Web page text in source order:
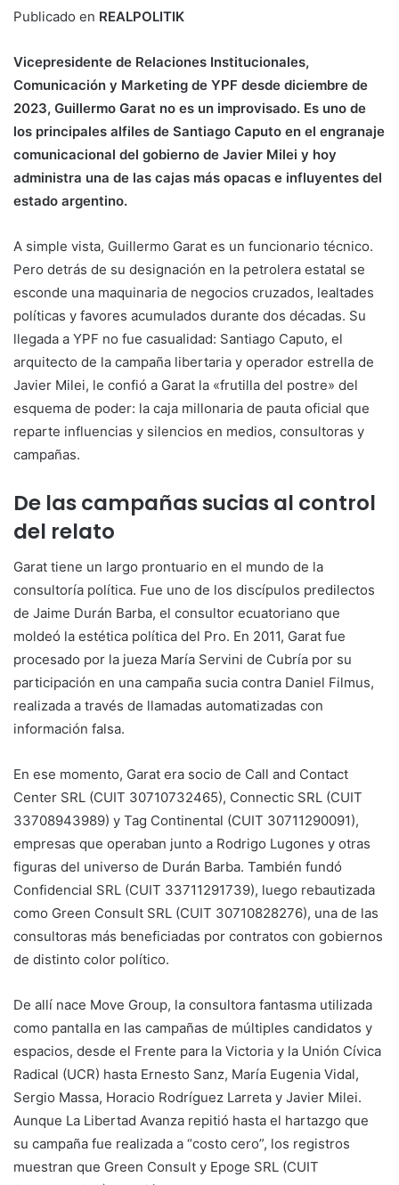
Publicado en REALPOLITIK
Vicepresidente de Relaciones Institucionales,
Comunicación y Marketing de YPF desde diciembre de
2023, Guillermo Garat no es un improvisado. Es uno de
los principales alfiles de Santiago Caputo en el engranaje
comunicacional del gobierno de Javier Milei y hoy
administra una de las cajas más opacas e influyentes del
estado argentino.
A simple vista, Guillermo Garat es un funcionario técnico.
Pero detrás de su designación en la petrolera estatal se
esconde una maquinaria de negocios cruzados, lealtades
políticas y favores acumulados durante dos décadas. Su
llegada a YPF no fue casualidad: Santiago Caputo, el
arquitecto de la campaña libertaria y operador estrella de
Javier Milei, le confió a Garat la «frutilla del postre» del
esquema de poder: la caja millonaria de pauta oficial que
reparte influencias y silencios en medios, consultoras y
campañas.
De las campañas sucias al control
del relato
Garat tiene un largo prontuario en el mundo de la
consultoría política. Fue uno de los discípulos predilectos
de Jaime Durán Barba, el consultor ecuatoriano que
moldeó la estética política del Pro. En 2011, Garat fue
procesado por la jueza María Servini de Cubría por su
participación en una campaña sucia contra Daniel Filmus,
realizada a través de llamadas automatizadas con
información falsa.
En ese momento, Garat era socio de Call and Contact
Center SRL (CUIT 30710732465), Connectic SRL (CUIT
33708943989) y Tag Continental (CUIT 30711290091),
empresas que operaban junto a Rodrigo Lugones y otras
figuras del universo de Durán Barba. También fundó
Confidencial SRL (CUIT 33711291739), luego rebautizada
como Green Consult SRL (CUIT 30710828276), una de las
consultoras más beneficiadas por contratos con gobiernos
de distinto color político.
De allí nace Move Group, la consultora fantasma utilizada
como pantalla en las campañas de múltiples candidatos y
espacios, desde el Frente para la Victoria y la Unión Cívica
Radical (UCR) hasta Ernesto Sanz, María Eugenia Vidal,
Sergio Massa, Horacio Rodríguez Larreta y Javier Milei.
Aunque La Libertad Avanza repitió hasta el hartazgo que
su campaña fue realizada a “costo cero”, los registros
muestran que Green Consult y Epoge SRL (CUIT